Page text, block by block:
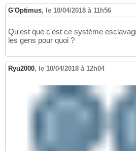
G'Optimus, le 10/04/2018 à 11h56
Qu'est que c'est ce système
les gens pour quoi ?
Ryu2000, le 10/04/2018 à 12h04